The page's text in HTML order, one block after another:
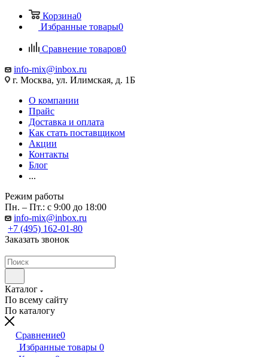
Корзина0
Избранные товары0
Сравнение товаров0
info-mix@inbox.ru
г. Москва, ул. Илимская, д. 1Б
О компании
Прайс
Доставка и оплата
Как стать поставщиком
Акции
Контакты
Блог
...
Режим работы
Пн. – Пт.: с 9:00 до 18:00
info-mix@inbox.ru
+7 (495) 162-01-80
Заказать звонок
Каталог
По всему сайту
По каталогу
Сравнение0
Избранные товары 0